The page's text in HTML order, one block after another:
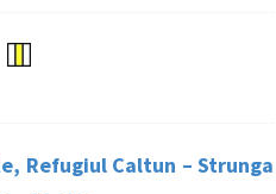
Refugiul Caltun – Strunga